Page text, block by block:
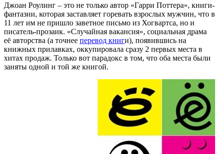
Джоан Роулинг – это не только автор «Гарри Поттера», книги-
фантазии, которая заставляет горевать взрослых мужчин, что в
11 лет им не пришло заветное письмо из Хогвартса, но и
писатель-прозаик. «Случайная вакансия», социальная драма
её авторства (а точнее перевод книги), появившись на
книжных прилавках, оккупировала сразу 2 первых места в
хитах продаж. Только вот парадокс в том, что оба места были
заняты одной и той же книгой.